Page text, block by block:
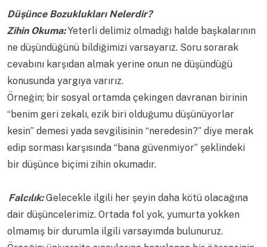
Düşünce Bozuklukları Nelerdir?
Zihin Okuma:Yeterli delimiz olmadığı halde başkalarının
ne düşündüğünü bildiğimizi varsayarız. Soru sorarak
cevabını karşıdan almak yerine onun ne düşündüğü
konusunda yargıya varırız.
Örneğin; bir sosyal ortamda çekingen davranan birinin
“benim geri zekalı, ezik biri olduğumu düşünüyorlar
kesin” demesi yada sevgilisinin “neredesin?” diye merak
edip sorması karşısında “bana güvenmiyor” şeklindeki
bir düşünce biçimi zihin okumadır.
Falcılık:Gelecekle ilgili her şeyin daha kötü olacağına
dair düşüncelerimiz. Ortada fol yok, yumurta yokken
olmamış bir durumla ilgili varsayımda bulunuruz.